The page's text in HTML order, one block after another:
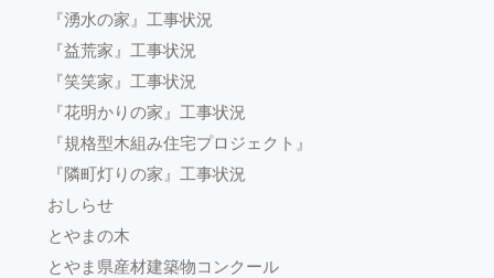
『湧水の家』工事状況
『益荒家』工事状況
『笑笑家』工事状況
『花明かりの家』工事状況
『規格型木組み住宅プロジェクト』
『隣町灯りの家』工事状況
おしらせ
とやまの木
とやま県産材建築物コンクール